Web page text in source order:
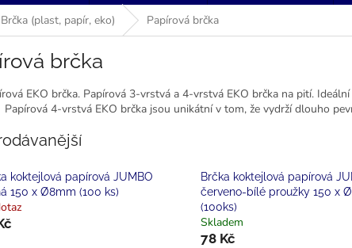
Brčka (plast, papír, eko) Papírová brčka
brčka
EKO brčka. Papírová 3-vrstvá a 4-vrstvá EKO brčka na pití.
Papírová 4-vrstvá EKO brčka jsou unikátní v tom, že vydrží dlouho
koktejlová papírová JUMBO
150 x Ø8mm (100 ks)
Brčka koktejlová papírová
červeno-bílé proužky 150 x
(100ks)
Skladem
78 Kč